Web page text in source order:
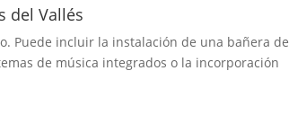
del Vallés
Puede incluir la instalación de una bañera de
de música integrados o la incorporación